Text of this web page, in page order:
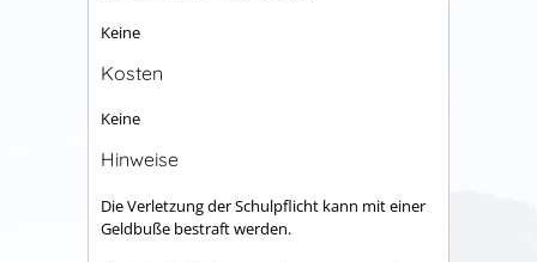
Keine
Kosten
Keine
Hinweise
Die Verletzung der Schulpflicht kann mit einer
Geldbuße bestraft werden.